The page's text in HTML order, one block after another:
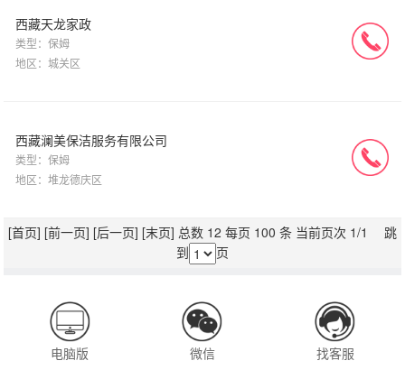
西藏天龙家政
类型：保姆
地区：城关区
西藏澜美保洁服务有限公司
类型：保姆
地区：堆龙德庆区
[首页] [前一页] [后一页] [末页] 总数 12 每页 100 条 当前页次 1/1 跳
到
页
电脑版 微信 找客服